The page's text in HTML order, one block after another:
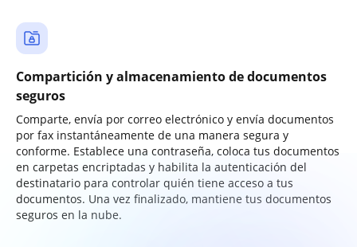
Compartición y almacenamiento de documentos
seguros
Comparte, envía por correo electrónico y envía documentos
por fax instantáneamente de una manera segura y
conforme. Establece una contraseña, coloca tus documentos
en carpetas encriptadas y habilita la autenticación del
destinatario para controlar quién tiene acceso a tus
documentos. Una vez finalizado, mantiene tus documentos
seguros en la nube.